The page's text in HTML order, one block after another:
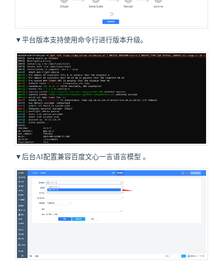
▼平台版本支持使用命令行进行版本升级。
▼后台AI配置兼容百度文心一言语言模型 。